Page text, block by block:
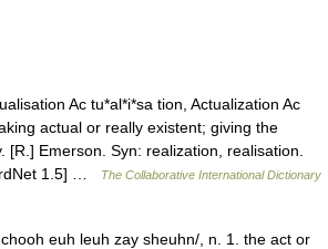
Ac tu*al*i*sa tion, Actualization Ac
actual or really existent; giving the
[R.] Emerson. Syn: realization, realisation.
1.5] …
The Collaborative International Dictionary
euh leuh zay sheuhn/, n. 1. the act or